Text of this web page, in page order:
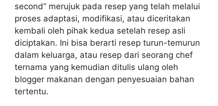
second” merujuk pada resep yang telah melalui
proses adaptasi, modifikasi, atau diceritakan
kembali oleh pihak kedua setelah resep asli
diciptakan. Ini bisa berarti resep turun-temurun
dalam keluarga, atau resep dari seorang chef
ternama yang kemudian ditulis ulang oleh
blogger makanan dengan penyesuaian bahan
tertentu.